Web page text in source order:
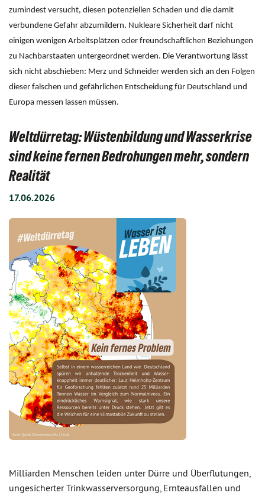
zumindest versucht, diesen potenziellen Schaden und die damit
verbundene Gefahr abzumildern. Nukleare Sicherheit darf nicht
einigen wenigen Arbeitsplätzen oder freundschaftlichen Beziehungen
zu Nachbarstaaten untergeordnet werden. Die Verantwortung lässt
sich nicht abschieben: Merz und Schneider werden sich an den Folgen
dieser falschen und gefährlichen Entscheidung für Deutschland und
Europa messen lassen müssen.
Weltdürretag: Wüstenbildung und Wasserkrise
sind keine fernen Bedrohungen mehr, sondern
Realität
17.06.2026
Milliarden Menschen leiden unter Dürre und Überflutungen,
ungesicherter Trinkwasserversorgung, Ernteausfällen und